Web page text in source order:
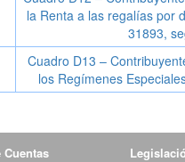
la Renta a las regalías por
31893,
Cuadro D13 –
los Regímenes
Cuentas